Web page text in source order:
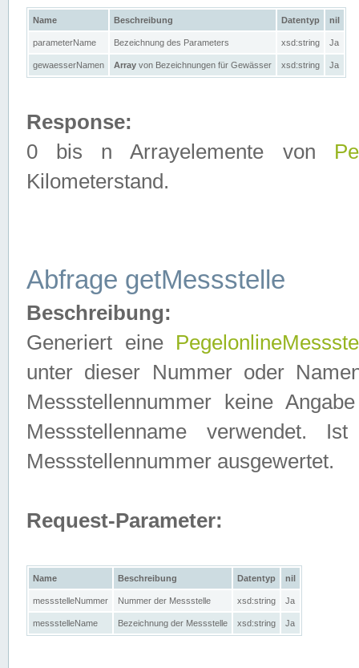
Name Beschreibung Datentyp nil
parameterName Bezeichnung des Parameters xsd:string Ja
gewaesserNamen Array von Bezeichnungen für Gewässer xsd:string Ja
Response:
0 bis n Arrayelemente von
Kilometerstand.
Abfrage getMessstelle
Beschreibung:
Generiert eine
unter dieser Nummer oder
Messstellennummer keine
Messstellenname verwendet.
Messstellennummer ausgewertet.
Request-Parameter:
Name Beschreibung Datentyp nil
messstelleNummer Nummer der Messstelle xsd:string Ja
messstelleName Bezeichnung der Messstelle xsd:string Ja